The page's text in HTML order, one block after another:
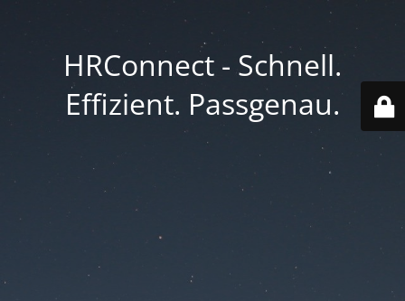
HRConnect - Schnell.
Effizient. Passgenau.